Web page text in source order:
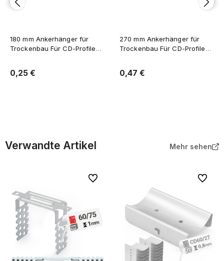
180 mm Ankerhänger für
Trockenbau Für CD-Profile
0,25 €
270 mm Ankerhänger für
Trockenbau Für CD-Profile
0,47 €
Verwandte Artikel Mehr sehen
Zu Favoriten Zu